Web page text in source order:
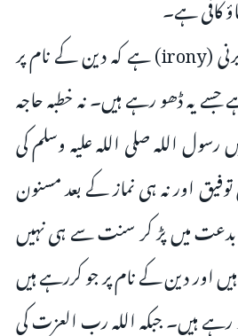
بدعت کی یہ کتنی بڑی آیرنی (irony) ہے کہ دین کے نام پر
جسے یہ ڈھو رہے ہیں۔ نہ خطبہ حاجہ
رسول اللہ صلی اللہ علیہ وسلم کی
اور نہ ہی نماز کے بعد مسنون
بدعت میں پڑ کر سنت سے ہی نہیں
اور دین کے نام پر جو کررہے ہیں
ہیں۔ جبکہ اللہ رب العزت کی